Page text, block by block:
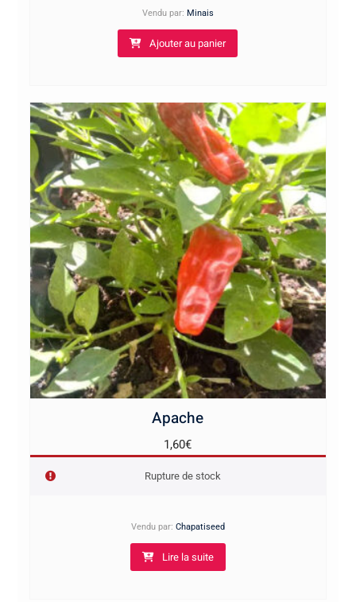
Vendu par: Minais
Ajouter au panier
Apache
1,60€
Rupture de stock
Vendu par: Chapatiseed
Lire la suite